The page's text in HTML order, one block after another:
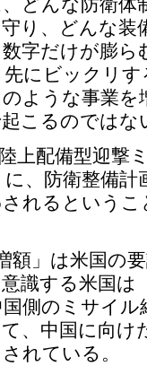
どんな防衛体
り、どんな装
字だけが膨ら
にビックリ
ような事業
こるのではな
上配備型迎撃
、防衛整備計
れるという
額」は米国の
識する米国は
側のミサイ
、中国に向け
れている。